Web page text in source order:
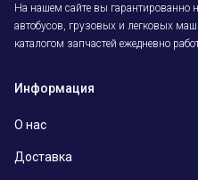
На нашем сайте вы гарантированно
автобусов, грузовых и легковых
каталогом запчастей ежедневно
Информация
О нас
Доставка